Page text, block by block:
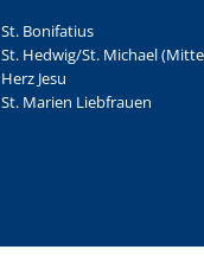
St. Bonifatius
St. Hedwig/St. Michael
Herz Jesu
St. Marien Liebfrauen